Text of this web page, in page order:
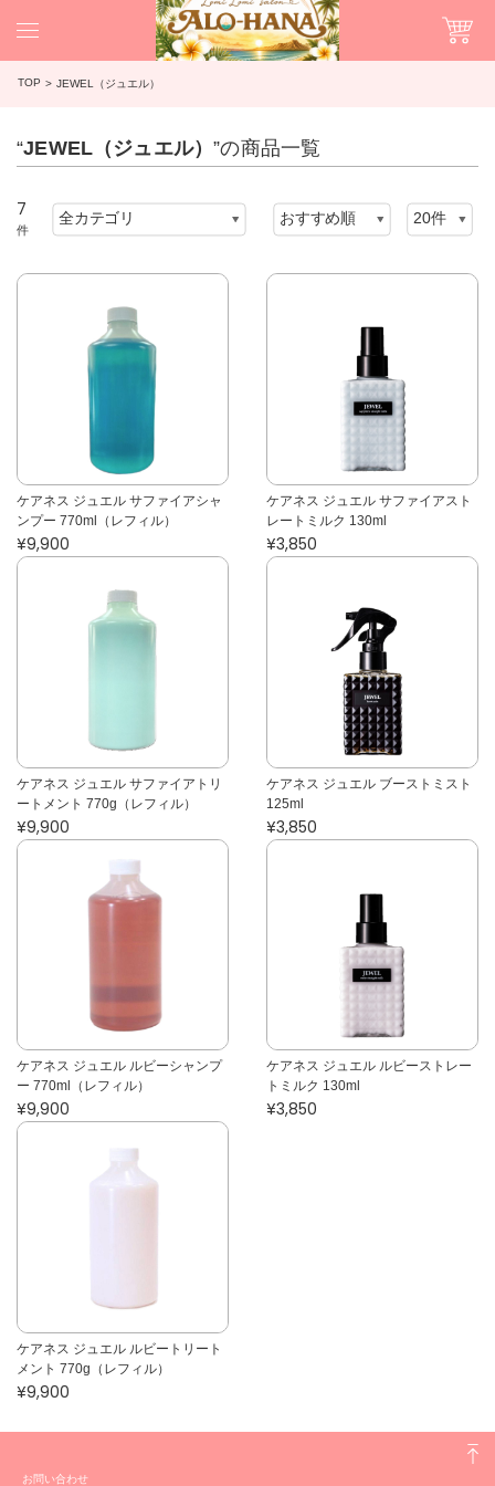
TOP JEWEL（ジュエル）
“JEWEL（ジュエル）”の商品一覧
7
件
ケアネス ジュエル サファイアシャ
ンプー 770ml（レフィル）
¥9,900
ケアネス ジュエル サファイアスト
レートミルク 130ml
¥3,850
ケアネス ジュエル サファイアトリ
ートメント 770g（レフィル）
¥9,900
ケアネス ジュエル ブーストミスト
125ml
¥3,850
ケアネス ジュエル ルビーシャンプ
ー 770ml（レフィル）
¥9,900
ケアネス ジュエル ルビーストレー
トミルク 130ml
¥3,850
ケアネス ジュエル ルビートリート
メント 770g（レフィル）
¥9,900
お問い合わせ